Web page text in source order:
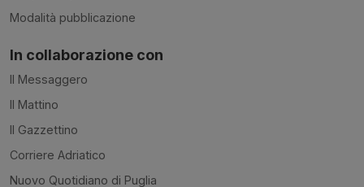
Modalità pubblicazione
In collaborazione con
Il Messaggero
Il Mattino
Il Gazzettino
Corriere Adriatico
Nuovo Quotidiano di Puglia